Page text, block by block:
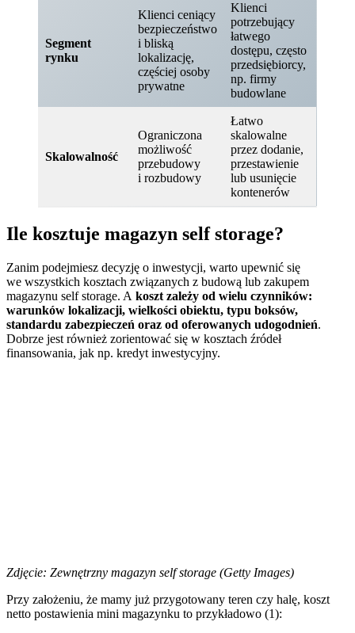
Segment
rynku
Klienci ceniący
bezpieczeństwo
i bliską
lokalizację,
częściej osoby
prywatne
Klienci
potrzebujący
łatwego
dostępu, często
przedsiębiorcy,
np. firmy
budowlane
Skalowalność
Ograniczona
możliwość
przebudowy
i rozbudowy
Łatwo
skalowalne
przez dodanie,
przestawienie
lub usunięcie
kontenerów
Ile kosztuje magazyn self storage?
Zanim podejmiesz decyzję o inwestycji, warto upewnić się
we wszystkich kosztach związanych z budową lub zakupem
magazynu self storage. A koszt zależy od wielu czynników:
warunków lokalizacji, wielkości obiektu, typu boksów,
standardu zabezpieczeń oraz od oferowanych udogodnień.
Dobrze jest również zorientować się w kosztach źródeł
finansowania, jak np. kredyt inwestycyjny.
Zdjęcie: Zewnętrzny magazyn self storage (Getty Images)
Przy założeniu, że mamy już przygotowany teren czy halę, koszt
netto postawienia mini magazynku to przykładowo (1):